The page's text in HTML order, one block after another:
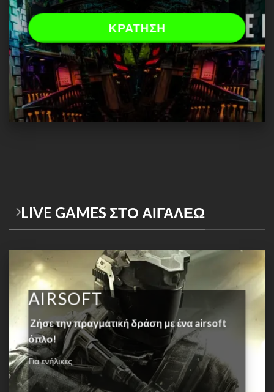
ΚΡΑΤΗΣΗ
LIVE GAMES ΣΤΟ ΑΙΓΑΛΕΩ
AIRSOFT
Ζήσε την πραγματική δράση με ένα airsoft
όπλο!
Για ενήλικες